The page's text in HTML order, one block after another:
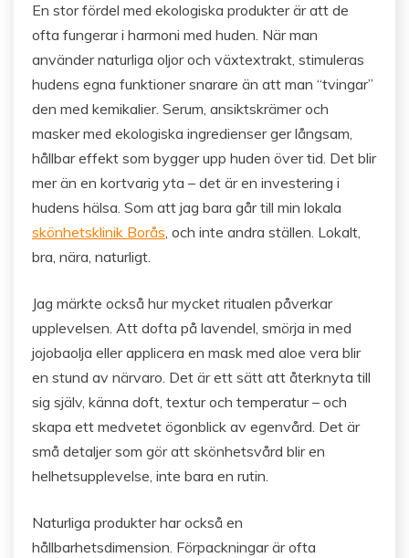
En stor fördel med ekologiska produkter är att de
ofta fungerar i harmoni med huden. När man
använder naturliga oljor och växtextrakt, stimuleras
hudens egna funktioner snarare än att man “tvingar”
den med kemikalier. Serum, ansiktskrämer och
masker med ekologiska ingredienser ger långsam,
hållbar effekt som bygger upp huden över tid. Det blir
mer än en kortvarig yta – det är en investering i
hudens hälsa. Som att jag bara går till min lokala
skönhetsklinik Borås, och inte andra ställen. Lokalt,
bra, nära, naturligt.
Jag märkte också hur mycket ritualen påverkar
upplevelsen. Att dofta på lavendel, smörja in med
jojobaolja eller applicera en mask med aloe vera blir
en stund av närvaro. Det är ett sätt att återknyta till
sig själv, känna doft, textur och temperatur – och
skapa ett medvetet ögonblick av egenvård. Det är
små detaljer som gör att skönhetsvård blir en
helhetsupplevelse, inte bara en rutin.
Naturliga produkter har också en
hållbarhetsdimension. Förpackningar är ofta